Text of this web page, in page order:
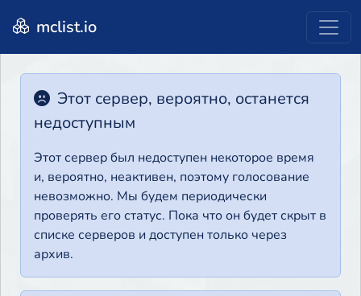
mclist.io
Этот сервер, вероятно, останется
недоступным
Этот сервер был недоступен некоторое время
и, вероятно, неактивен, поэтому голосование
невозможно. Мы будем периодически
проверять его статус. Пока что он будет скрыт в
списке серверов и доступен только через
архив.